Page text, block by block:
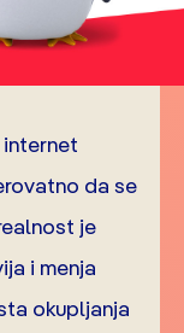
da se
je
i menja
okupljanja